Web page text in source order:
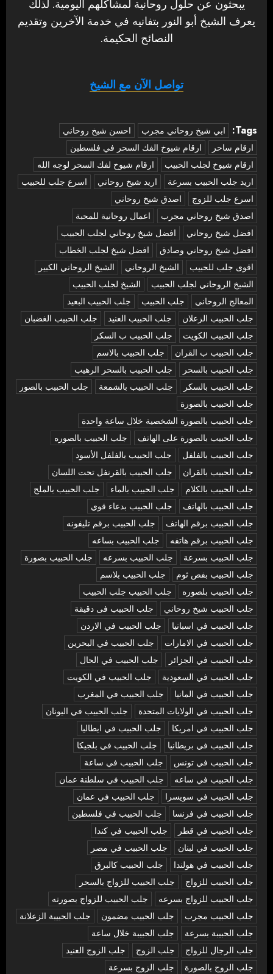
يبحثون عن حلول روحانية لمشاكلهم اليومية. لذلك
يعرف الشيخ أبو النور بتفانيه في خدمة الآخرين وتقديم
النصائح الحكيمة.
تواصل الآن مع الشيخ
Tags: ‏ابي شيخ روحاني مجرب
احسن شيخ روحاني
ارقام ساحر
ارقام شيوخ الفك السحر في فلسطين
ارقام شيوخ لجلب الحبيب
ارقام شيوخ لفك السحر لوجه الله
اريد جلب الحبيب بسرعة
اريد شيخ روحاني
اسرع جلب للحبيب
اسرع جلب للزوج
اصدق شيخ روحاني
اصدق شيخ روحاني مجرب
اعمال روحانية للمحبة
افضل شيخ روحاني
افضل شيخ روحاني لجلب الحبيب
افضل شيخ روحاني وصادق
افضل شيخ لجلب الخطاب
اقوى جلب للحبيب
الشيخ الروحاني
الشيخ الروحاني الكبير
الشيخ الروحاني لجلب الحبيب
الشيخ لجلب الحبيب
المعالج الروحاني
جلب الحبيب
جلب الحبيب البعيد
جلب الحبيب الزعلان
جلب الحبيب العنيد
جلب الحبيب الغضبان
جلب الحبيب الكويت
جلب الحبيب ب السكر
جلب الحبيب ب القران
جلب الحبيب بالاسم
جلب الحبيب بالسحر
جلب الحبيب بالسحر الرهيب
جلب الحبيب بالسكر
جلب الحبيب بالشمعة
جلب الحبيب بالصور
جلب الحبيب بالصورة
جلب الحبيب بالصورة الشخصية خلال ساعة واحدة
جلب الحبيب بالصورة على الهاتف
جلب الحبيب بالصوره
جلب الحبيب بالفلفل
جلب الحبيب بالفلفل الأسود
جلب الحبيب بالقران
جلب الحبيب بالقرنفل تحت اللسان
جلب الحبيب بالكلام
جلب الحبيب بالماء
جلب الحبيب بالملح
جلب الحبيب بالهاتف
جلب الحبيب بدعاء قوي
جلب الحبيب برقم الهاتف
جلب الحبيب برقم تليفونه
جلب الحبيب برقم هاتفه
جلب الحبيب بساعه
جلب الحبيب بسرعة
جلب الحبيب بسرعه
جلب الحبيب بصورة
جلب الحبيب بفص ثوم
جلب الحبيب بلاسم
جلب الحبيب بلصوره
جلب الحبيب جلب الحبيب
جلب الحبيب شيخ روحاني
جلب الحبيب فى دقيقة
جلب الحبيب في اسبانيا
جلب الحبيب في الاردن
جلب الحبيب في الامارات
جلب الحبيب في البحرين
جلب الحبيب في الجزائر
جلب الحبيب في الحال
جلب الحبيب في السعودية
جلب الحبيب في الكويت
جلب الحبيب في المانيا
جلب الحبيب في المغرب
جلب الحبيب في الولايات المتحدة
جلب الحبيب في اليونان
جلب الحبيب في امريكا
جلب الحبيب في ايطاليا
جلب الحبيب في بريطانيا
جلب الحبيب في بلجيكا
جلب الحبيب في تونس
جلب الحبيب في ساعة
جلب الحبيب في ساعه
جلب الحبيب في سلطنة عمان
جلب الحبيب في سويسرا
جلب الحبيب في عمان
جلب الحبيب في فرنسا
جلب الحبيب في فلسطين
جلب الحبيب في قطر
جلب الحبيب في كندا
جلب الحبيب في لبنان
جلب الحبيب في مصر
جلب الحبيب في هولندا
جلب الحبيب كالبرق
جلب الحبيب للزواج
جلب الحبيب للزواج بالسحر
جلب الحبيب للزواج بسرعه
جلب الحبيب للزواج بصورته
جلب الحبيب مجرب
جلب الحبيب مضمون
جلب الحبيبة الزعلانة
جلب الحبيبة بسرعة
جلب الحبيبة خلال ساعة
جلب الرجال للزواج
جلب الزوج
جلب الزوج العنيد
جلب الزوج بالصورة
جلب الزوج بسرعة